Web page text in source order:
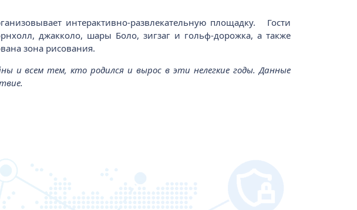
интерактивно-развлекательную площадку. Гости
джакколо, шары Боло, зигзаг и гольф-дорожка, а также
зона рисования.
и всем тем, кто родился и вырос в эти нелегкие годы. Данные